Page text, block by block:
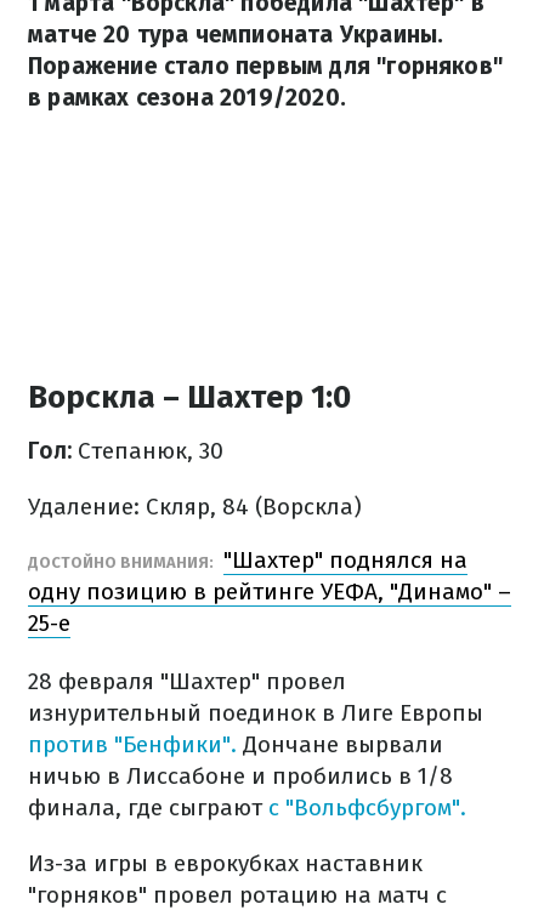
матче 20 тура чемпионата Украины.
Поражение стало первым для "горняков"
в рамках сезона 2019/2020.
Ворскла – Шахтер 1:0
Гол: Степанюк, 30
Удаление: Скляр, 84 (Ворскла)
ДОСТОЙНО ВНИМАНИЯ:
"Шахтер" поднялся на
одну позицию в рейтинге УЕФА, "Динамо" –
25-е
28 февраля "Шахтер" провел
изнурительный поединок в Лиге Европы
против "Бенфики". Дончане вырвали
ничью в Лиссабоне и пробились в 1/8
финала, где сыграютс "Вольфсбургом".
Из-за игры в еврокубках наставник
"горняков" провел ротацию на матч с